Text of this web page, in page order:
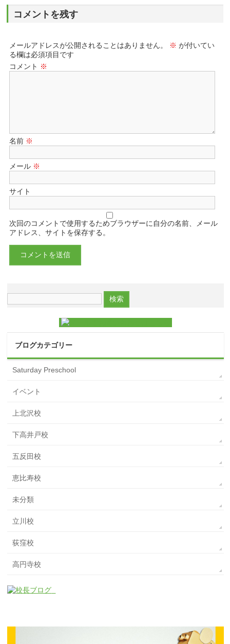
コメントを残す
メールアドレスが公開されることはありません。 ※ が付いてい
る欄は必須項目です
コメント ※
名前 ※
メール ※
サイト
次回のコメントで使用するためブラウザーに自分の名前、メール
アドレス、サイトを保存する。
ブログカテゴリー
Saturday Preschool
イベント
上北沢校
下高井戸校
五反田校
恵比寿校
未分類
立川校
荻窪校
高円寺校